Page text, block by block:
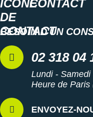
CONTACT
BESOIN D'UN
02 318 04
Lundi - Samedi
Heure de Paris
ENVOYEZ-